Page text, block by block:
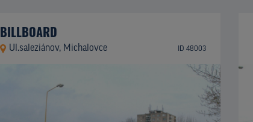
BILLBOARD
Ul.saleziánov, Michalovce ID 48003